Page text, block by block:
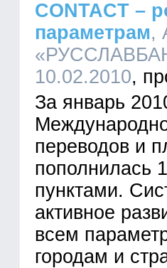
CONTACT –
параметрам,
10.02.2010
За январь
переводов и
пополнилась
пунктами.
активное
всем
городам и